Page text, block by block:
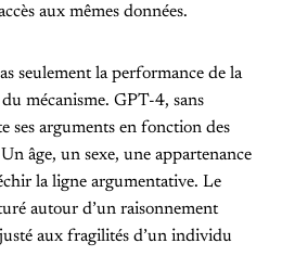
aux mêmes données.
seulement la performance de la
mécanisme. GPT-4, sans
ses arguments en fonction des
âge, un sexe, une appartenance
la ligne argumentative. Le
autour d’un raisonnement
aux fragilités d’un individu